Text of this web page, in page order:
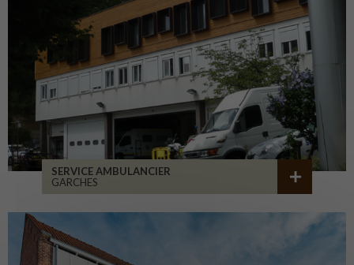
SERVICE AMBULANCIER
GARCHES